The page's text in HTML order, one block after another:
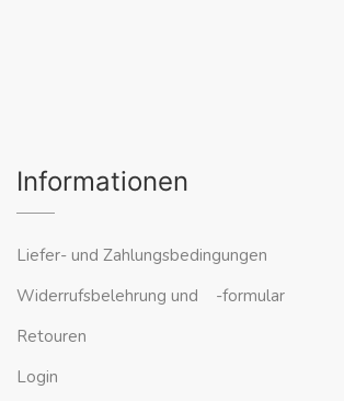
Informationen
Liefer- und Zahlungsbedingungen
Widerrufsbelehrung und -formular
Retouren
Login